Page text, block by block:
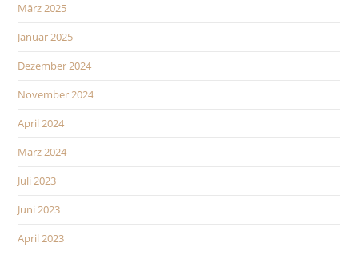
März 2025
Januar 2025
Dezember 2024
November 2024
April 2024
März 2024
Juli 2023
Juni 2023
April 2023